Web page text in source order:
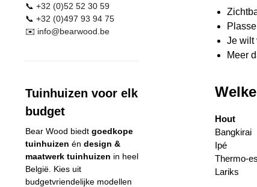
Je wilt
Meer
Hout
Bangkirai
Ipé
Thermo-
Lariks
📞 +32 (0)52 52 30 59
📞 +32 (0)497 93 94 75
✉️ info@bearwood .be
Tuinhuizen voor elk
budget
Bear Wood biedt goedkope
tuinhuizen én design &
maatwerk tuinhuizen in heel
België. Kies uit
budgetvriendelijke modellen